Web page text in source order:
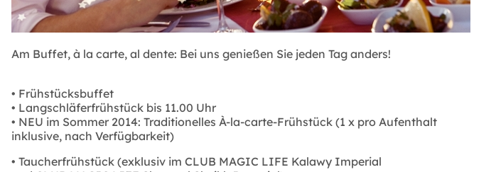
Am Buffet, à la carte, al dente: Bei uns genießen Sie jeden Tag anders!
• Frühstücksbuffet
• Langschläferfrühstück bis 11.00 Uhr
• NEU im Sommer 2014: Traditionelles À-la-carte-Frühstück (1 x pro Aufenthalt
inklusive, nach Verfügbarkeit)
• Taucherfrühstück (exklusiv im CLUB MAGIC LIFE Kalawy Imperial